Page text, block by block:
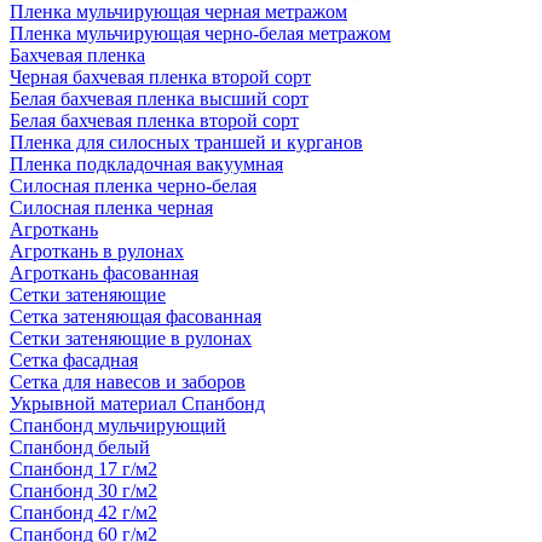
Пленка мульчирующая черная метражом
Пленка мульчирующая черно-белая метражом
Бахчевая пленка
Черная бахчевая пленка второй сорт
Белая бахчевая пленка высший сорт
Белая бахчевая пленка второй сорт
Пленка для силосных траншей и курганов
Пленка подкладочная вакуумная
Силосная пленка черно-белая
Силосная пленка черная
Агроткань
Агроткань в рулонах
Агроткань фасованная
Сетки затеняющие
Сетка затеняющая фасованная
Сетки затеняющие в рулонах
Сетка фасадная
Сетка для навесов и заборов
Укрывной материал Спанбонд
Спанбонд мульчирующий
Спанбонд белый
Спанбонд 17 г/м2
Спанбонд 30 г/м2
Спанбонд 42 г/м2
Спанбонд 60 г/м2